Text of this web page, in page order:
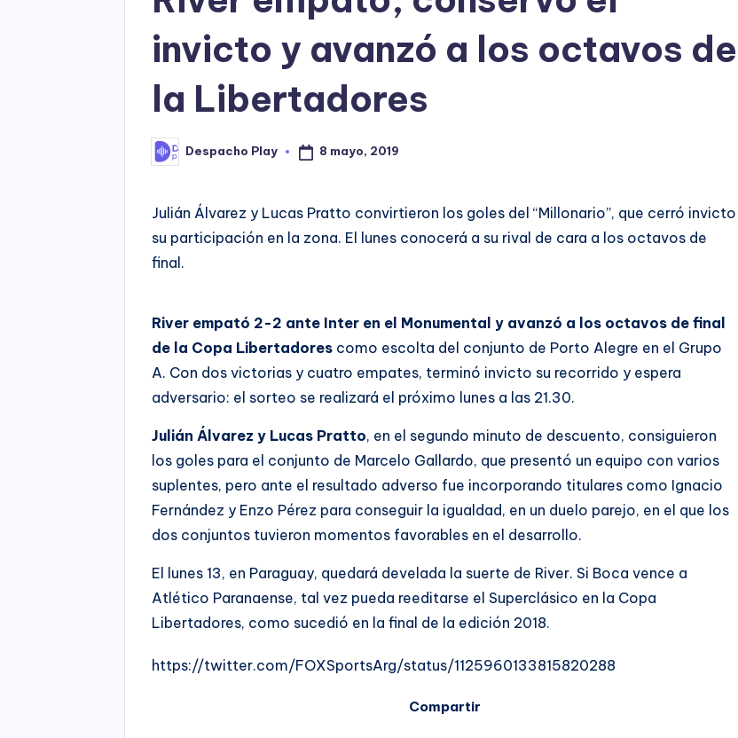
o
invicto y avanzó a los octavos de
la Libertadores
Posted
by
Despacho Play 8 mayo, 2019
Julián Álvarez y Lucas Pratto convirtieron los goles del “Millonario”, que cerró invicto
su participación en la zona. El lunes conocerá a su rival de cara a los octavos de
final.
River empató 2-2 ante Inter en el Monumental y avanzó a los octavos de final
de la Copa Libertadores como escolta del conjunto de Porto Alegre en el Grupo
A. Con dos victorias y cuatro empates, terminó invicto su recorrido y espera
adversario: el sorteo se realizará el próximo lunes a las 21.30.
Julián Álvarez y Lucas Pratto, en el segundo minuto de descuento, consiguieron
los goles para el conjunto de Marcelo Gallardo, que presentó un equipo con varios
suplentes, pero ante el resultado adverso fue incorporando titulares como Ignacio
Fernández y Enzo Pérez para conseguir la igualdad, en un duelo parejo, en el que los
dos conjuntos tuvieron momentos favorables en el desarrollo.
El lunes 13, en Paraguay, quedará develada la suerte de River. Si Boca vence a
Atlético Paranaense, tal vez pueda reeditarse el Superclásico en la Copa
Libertadores, como sucedió en la final de la edición 2018.
https://twitter.com/FOXSportsArg/status/1125960133815820288
Compartir